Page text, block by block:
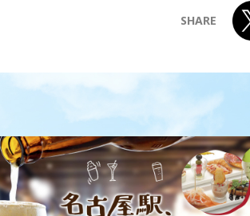
SHARE